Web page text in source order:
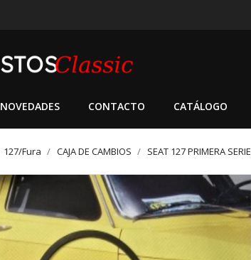
NOVEDADES CONTACTO CATÁLOGO
127/Fura CAJA DE CAMBIOS SEAT 127 PRIMERA SERIE